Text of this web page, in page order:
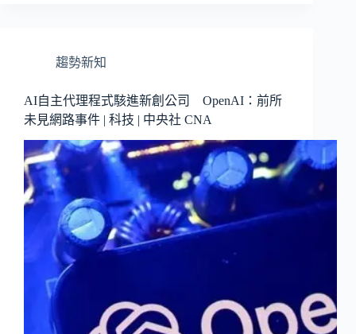
趨勢新知
AI自主代理程式駭進新創公司 OpenAI：前所
未見網路事件 | 科技 | 中央社 CNA